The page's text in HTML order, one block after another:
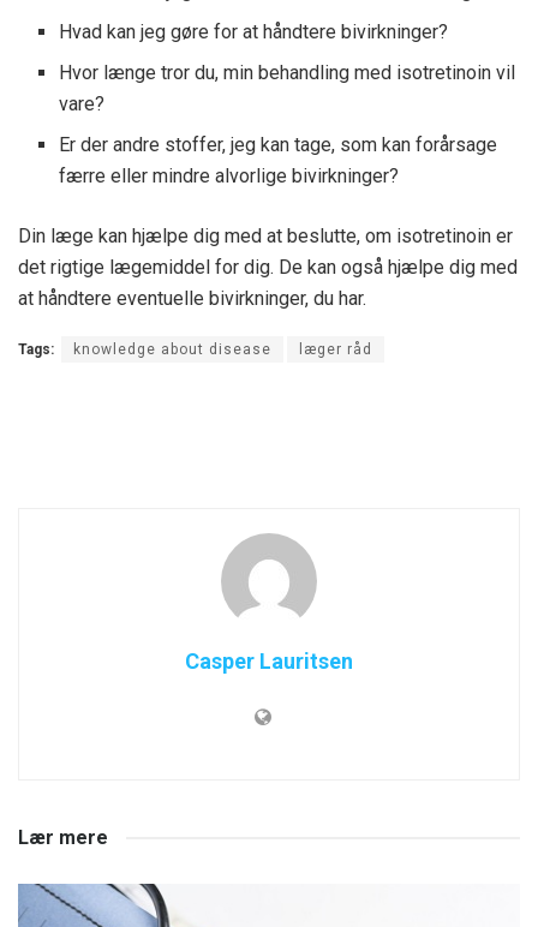
Hvad kan jeg gøre for at håndtere bivirkninger?
Hvor længe tror du, min behandling med isotretinoin vil
vare?
Er der andre stoffer, jeg kan tage, som kan forårsage
færre eller mindre alvorlige bivirkninger?
Din læge kan hjælpe dig med at beslutte, om isotretinoin er
det rigtige lægemiddel for dig. De kan også hjælpe dig med
at håndtere eventuelle bivirkninger, du har.
Tags: knowledge about disease læger råd
Casper Lauritsen
Lær mere